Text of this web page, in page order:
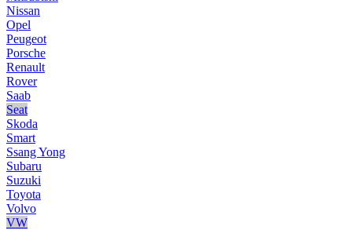
Nissan
Opel
Peugeot
Porsche
Renault
Rover
Saab
Seat
Skoda
Smart
Ssang Yong
Subaru
Suzuki
Toyota
Volvo
VW